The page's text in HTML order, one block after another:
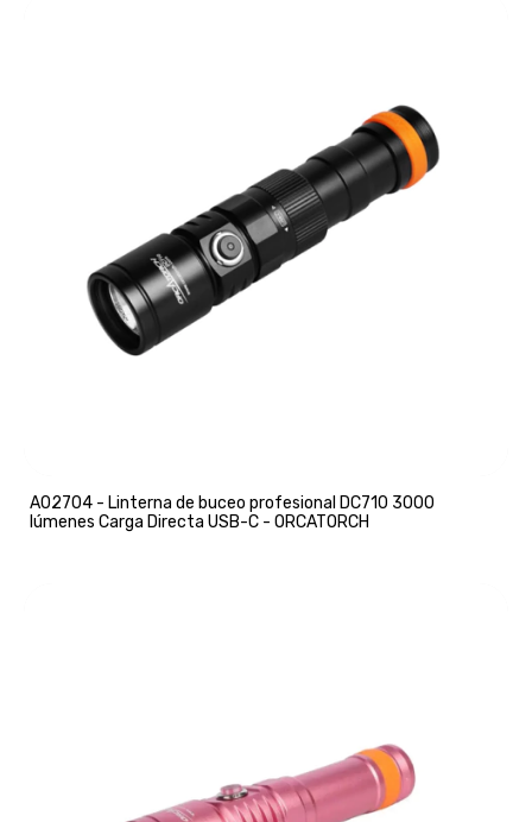
A02704 - Linterna de buceo profesional DC710 3000
lúmenes Carga Directa USB-C - ORCATORCH